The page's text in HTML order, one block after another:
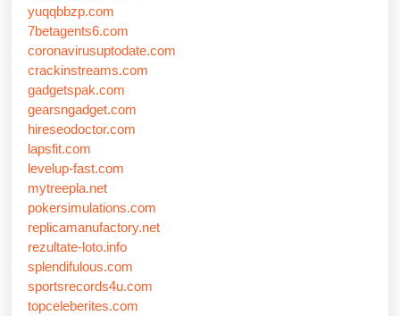
yuqqbbzp.com
7betagents6.com
coronavirusuptodate.com
crackinstreams.com
gadgetspak.com
gearsngadget.com
hireseodoctor.com
lapsfit.com
levelup-fast.com
mytreepla.net
pokersimulations.com
replicamanufactory.net
rezultate-loto.info
splendifulous.com
sportsrecords4u.com
topceleberites.com